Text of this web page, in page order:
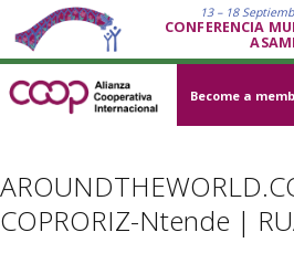
13 – 18
CONFERENCIA
Become a
COPRORIZ-Ntende |